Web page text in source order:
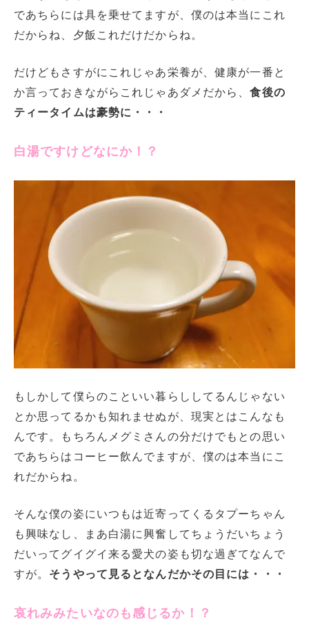
であちらには具を乗せてますが、僕のは本当にこれ
だからね、夕飯これだけだからね。
だけどもさすがにこれじゃあ栄養が、健康が一番と
か言っておきながらこれじゃあダメだから、食後の
ティータイムは豪勢に・・・
白湯ですけどなにか！？
もしかして僕らのこといい暮らししてるんじゃない
とか思ってるかも知れませぬが、現実とはこんなも
んです。もちろんメグミさんの分だけでもとの思い
であちらはコーヒー飲んでますが、僕のは本当にこ
れだからね。
そんな僕の姿にいつもは近寄ってくるタプーちゃん
も興味なし、まあ白湯に興奮してちょうだいちょう
だいってグイグイ来る愛犬の姿も切な過ぎてなんで
すが。 そうやって見るとなんだかその目には・・・
哀れみみたいなのも感じるか！？